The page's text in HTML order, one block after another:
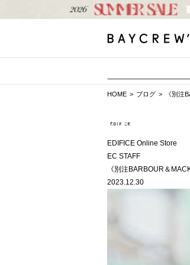
HOME ブログ 《別注
EDIFICE Online Store
EC STAFF
《別注BARBOUR＆
2023.12.30